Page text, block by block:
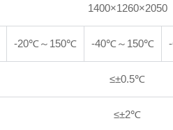
1400×1260×2050
-20℃～150℃ -40℃～150℃
≤±0.5℃
≤±2℃